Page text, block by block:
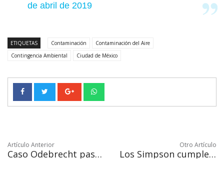
de abril de 2019
ETIQUETAS Contaminación
Contaminación del Aire
Contingencia Ambiental
Ciudad de México
Artículo Anterior
Caso Odebrecht pasa a ser letal con el suicidio de Alan García, expresidente de Perú
Otro Artículo
Los Simpson cumplen 30 años celebrando su Día Internacional